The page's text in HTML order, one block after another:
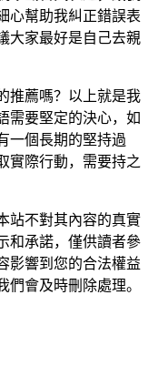
心幫助我糾正錯誤表
大家最好是自己去親
推薦嗎？以上就是我
需要堅定的決心，如
一個長期的堅持過
實際行動，需要持之
站不對其內容的真實
和承諾，僅供讀者參
影響到您的合法權益
們會及時刪除處理。